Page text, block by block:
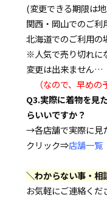
(変更できる期限は
関西・岡山でのご利
北海道でのご利用の
※人気で売り切れに
変更は出来ません…
（なので、早めの
Q3.実際に着物を見
らいいですか？
→各店舗で実際に見
クリック⇒店舗一覧
＼わからない事・相
お気軽にご連絡くだ